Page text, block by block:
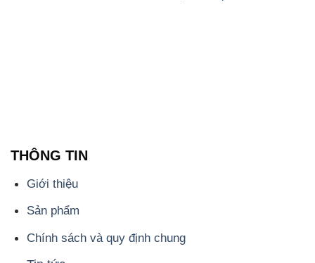
THÔNG TIN
Giới thiệu
Sản phẩm
Chính sách và quy định chung